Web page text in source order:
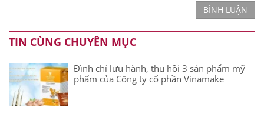
BÌNH LUẬN
TIN CÙNG CHUYÊN MỤC
Đình chỉ lưu hành, thu hồi 3 sản phẩm mỹ
phẩm của Công ty cổ phần Vinamake